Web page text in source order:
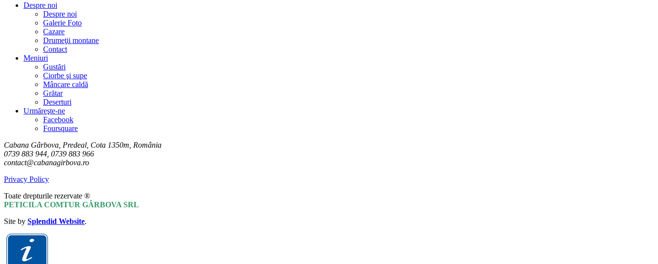
Despre noi
Despre noi
Galerie Foto
Cazare
Drumeţii montane
Contact
Meniuri
Gustări
Ciorbe şi supe
Mâncare caldă
Grătar
Deserturi
Urmăreşte-ne
Facebook
Foursquare
Cabana Gârbova, Predeal, Cota 1350m, România
0739 883 944, 0739 883 966
contact@cabanagirbova.ro
Privacy Policy
Toate drepturile rezervate ®
PETICILA COMTUR GÂRBOVA SRL
Site by Splendid Website.